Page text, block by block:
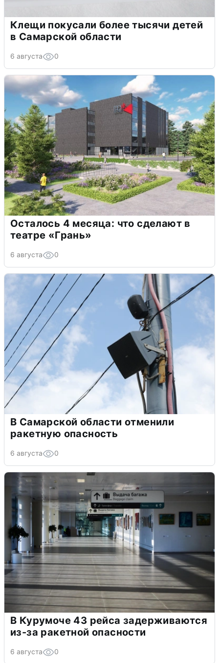
Клещи покусали более тысячи детей
в Самарской области
6 августа 0
Осталось 4 месяца: что сделают в
театре «Грань»
6 августа 0
В Самарской области отменили
ракетную опасность
6 августа 0
В Курумоче 43 рейса задерживаются
из-за ракетной опасности
6 августа 0